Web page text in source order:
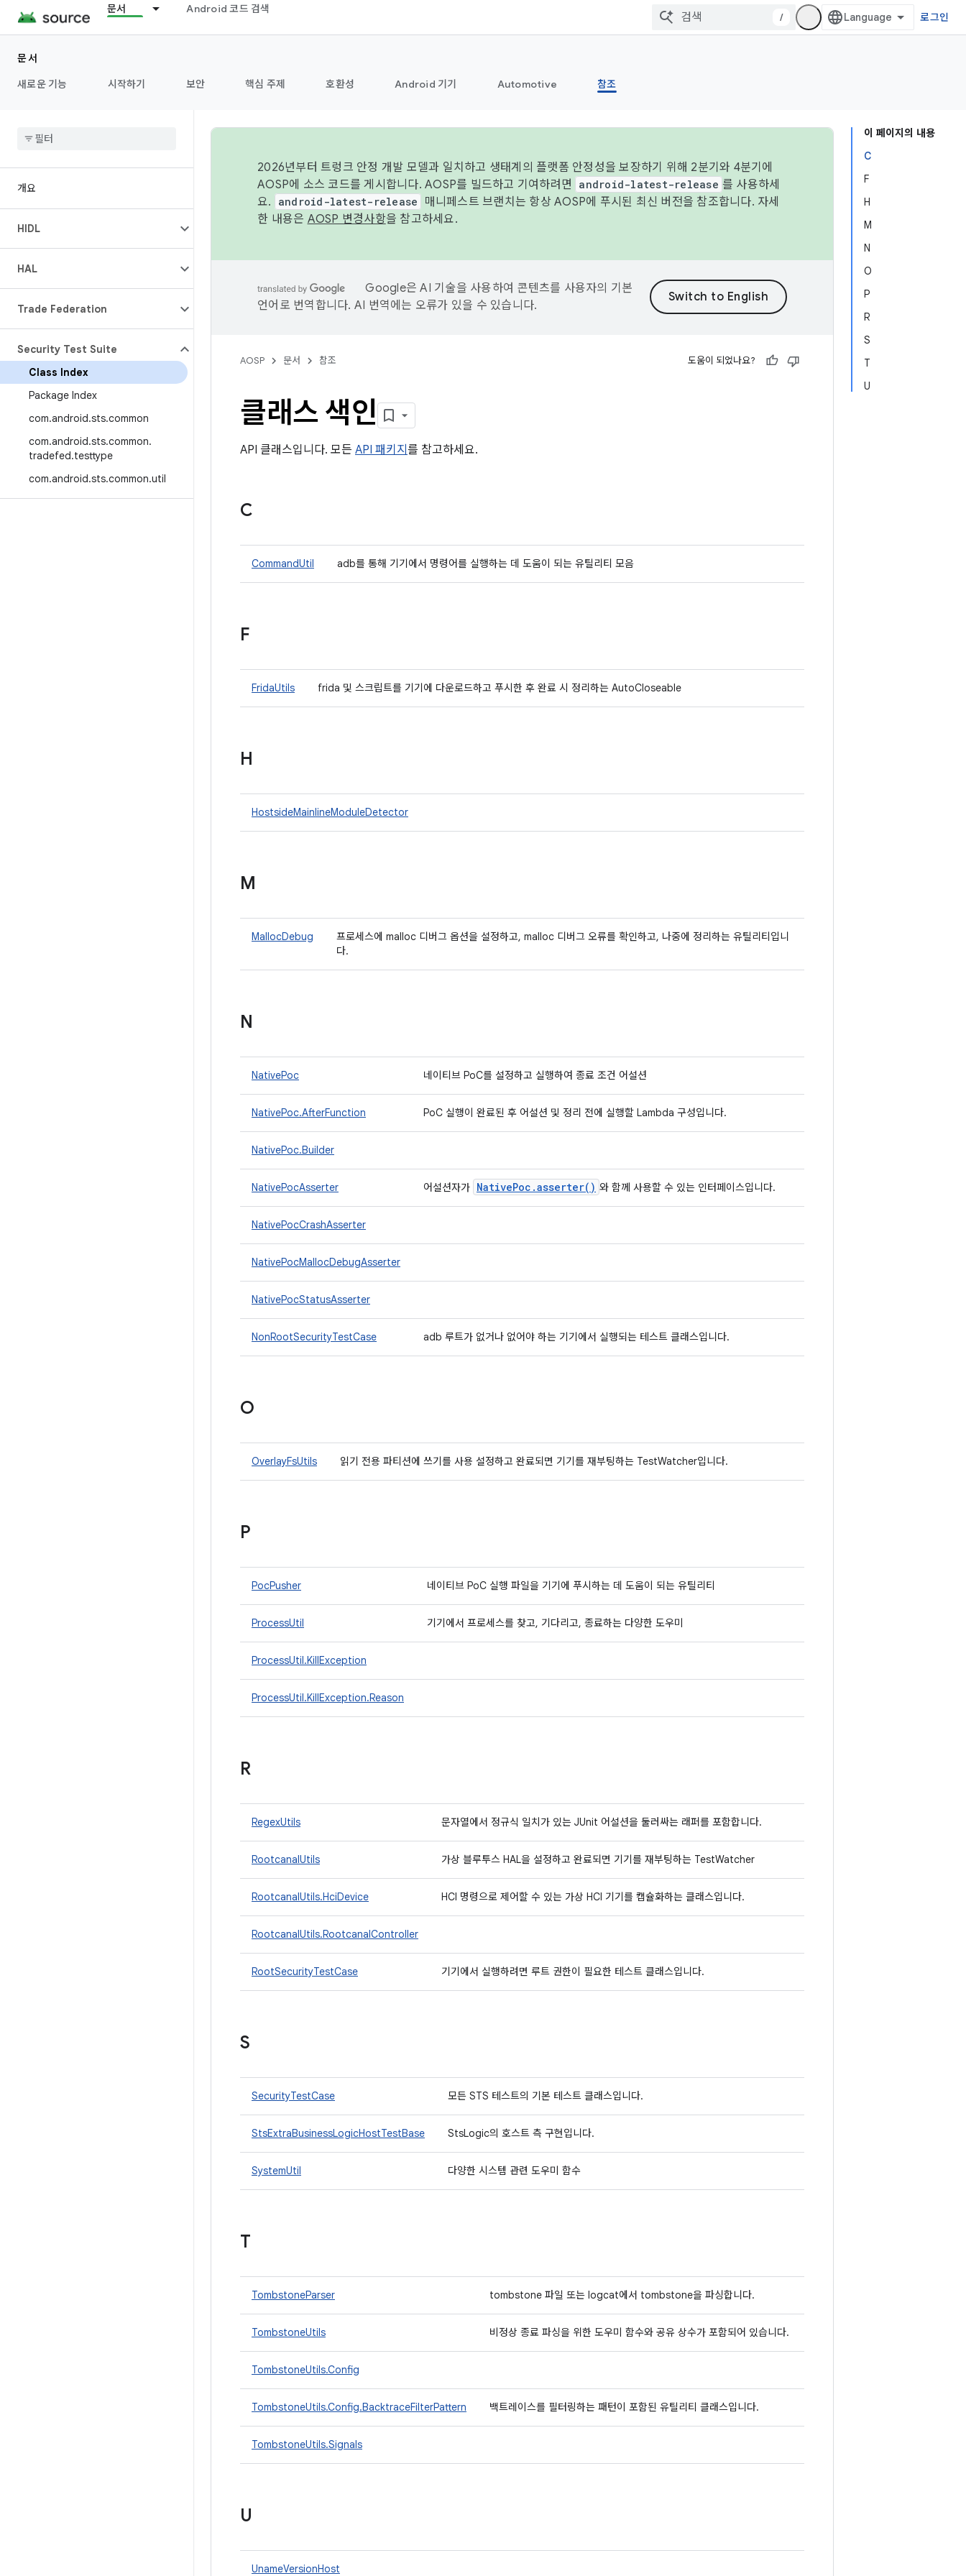
문서 Android 코드 검색
/ 로그인
문서
새로운 기능
시작하기 보안 핵심 주제 호환성 Android 기기 Automotive 참조
개요
HIDL
HAL
Trade Federation
Security Test Suite
Class Index
Package Index
com.android.sts.common
com.android.sts.common.
tradefed.testtype
com.android.sts.common.util
이 페이지의 내용
C
F
H
M
N
O
P
R
S
T
U
2026년부터 트렁크 안정 개발 모델과 일치하고 생태계의 플랫폼 안정성을 보장하기 위해 2분기와 4분기에
AOSP에 소스 코드를 게시합니다. AOSP를 빌드하고 기여하려면
android-latest-release 를 사용하세
요.
android-latest-release
매니페스트 브랜치는 항상 AOSP에 푸시된 최신 버전을 참조합니다. 자세
한 내용은 AOSP 변경사항을 참고하세요.
Google은 AI 기술을 사용하여 콘텐츠를 사용자의 기본
언어로 번역합니다. AI 번역에는 오류가 있을 수 있습니다.
AOSP 문서 참조 도움이 되었나요?
클래스 색인
API 클래스입니다. 모든 API 패키지 를 참고하세요.
C
CommandUtil adb를 통해 기기에서 명령어를 실행하는 데 도움이 되는 유틸리티 모음
F
FridaUtils frida 및 스크립트를 기기에 다운로드하고 푸시한 후 완료 시 정리하는 AutoCloseable
H
HostsideMainlineModuleDetector
M
MallocDebug
프로세스에 malloc 디버그 옵션을 설정하고, malloc 디버그 오류를 확인하고, 나중에 정리하는 유틸리티입니
다.
N
NativePoc 네이티브 PoC를 설정하고 실행하여 종료 조건 어설션
NativePoc.AfterFunction PoC 실행이 완료된 후 어설션 및 정리 전에 실행할 Lambda 구성입니다.
NativePoc.Builder
NativePocAsserter 어설션자가 NativePoc .asserter( ) 와 함께 사용할 수 있는 인터페이스입니다.
NativePocCrashAsserter
NativePocMallocDebugAsserter
NativePocStatusAsserter
NonRootSecurityTestCase adb 루트가 없거나 없어야 하는 기기에서 실행되는 테스트 클래스입니다.
O
OverlayFsUtils 읽기 전용 파티션에 쓰기를 사용 설정하고 완료되면 기기를 재부팅하는 TestWatcher입니다.
P
PocPusher 네이티브 PoC 실행 파일을 기기에 푸시하는 데 도움이 되는 유틸리티
ProcessUtil 기기에서 프로세스를 찾고, 기다리고, 종료하는 다양한 도우미
ProcessUtil.KillException
ProcessUtil.KillException.Reason
R
RegexUtils 문자열에서 정규식 일치가 있는 JUnit 어설션을 둘러싸는 래퍼를 포함합니다.
RootcanalUtils 가상 블루투스 HAL을 설정하고 완료되면 기기를 재부팅하는 TestWatcher
RootcanalUtils.HciDevice HCI 명령으로 제어할 수 있는 가상 HCI 기기를 캡슐화하는 클래스입니다.
RootcanalUtils.RootcanalController
RootSecurityTestCase 기기에서 실행하려면 루트 권한이 필요한 테스트 클래스입니다.
S
SecurityTestCase 모든 STS 테스트의 기본 테스트 클래스입니다.
StsExtraBusinessLogicHostTestBase StsLogic의 호스트 측 구현입니다.
SystemUtil 다양한 시스템 관련 도우미 함수
T
TombstoneParser tombstone 파일 또는 logcat에서 tombstone을 파싱합니다.
TombstoneUtils 비정상 종료 파싱을 위한 도우미 함수와 공유 상수가 포함되어 있습니다.
TombstoneUtils.Config
TombstoneUtils.Config.BacktraceFilterPattern 백트레이스를 필터링하는 패턴이 포함된 유틸리티 클래스입니다.
TombstoneUtils.Signals
U
UnameVersionHost